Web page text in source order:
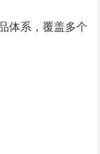
体系，覆盖多个